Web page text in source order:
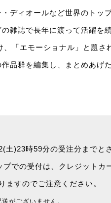
ディオールなど世界のトッ
雑誌で長年に渡って活躍を
「エモーショナル」と題さ
品群を編集し、まとめあげ
)23時59分の受注分までと
での受付は、クレジットカ
すのでご注意ください。
がございません。